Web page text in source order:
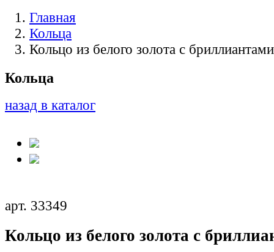
Главная
Кольца
Кольцо из белого золота с бриллиантами
Кольца
назад в каталог
арт. 33349
Кольцо из белого золота с